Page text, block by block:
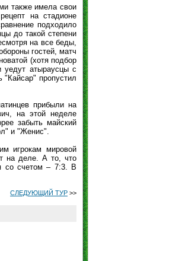
также имела свои
на стадионе
подходило
до такой степени
на все беды,
гостей, матч
(хотя подбор
уедут атыраусцы с
пропустил
прибыли на
на этой неделе
забыть майский
и "Женис".
игрокам мировой
на деле. А то, что
со счетом – 7:3. В
СЛЕДУЮЩИЙ ТУР >>